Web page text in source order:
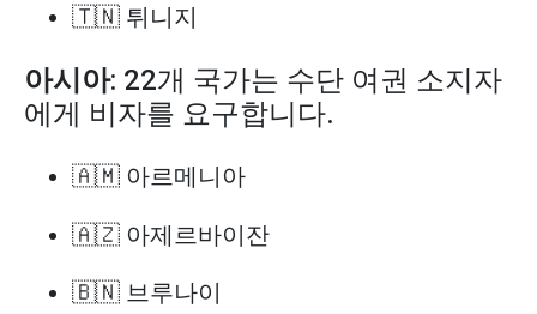
🇹🇳 튀니지
아시아: 22개 국가는 수단 여권 소지자
에게 비자를 요구합니다.
🇦🇲 아르메니아
🇦🇿 아제르바이잔
🇧🇳 브루나이